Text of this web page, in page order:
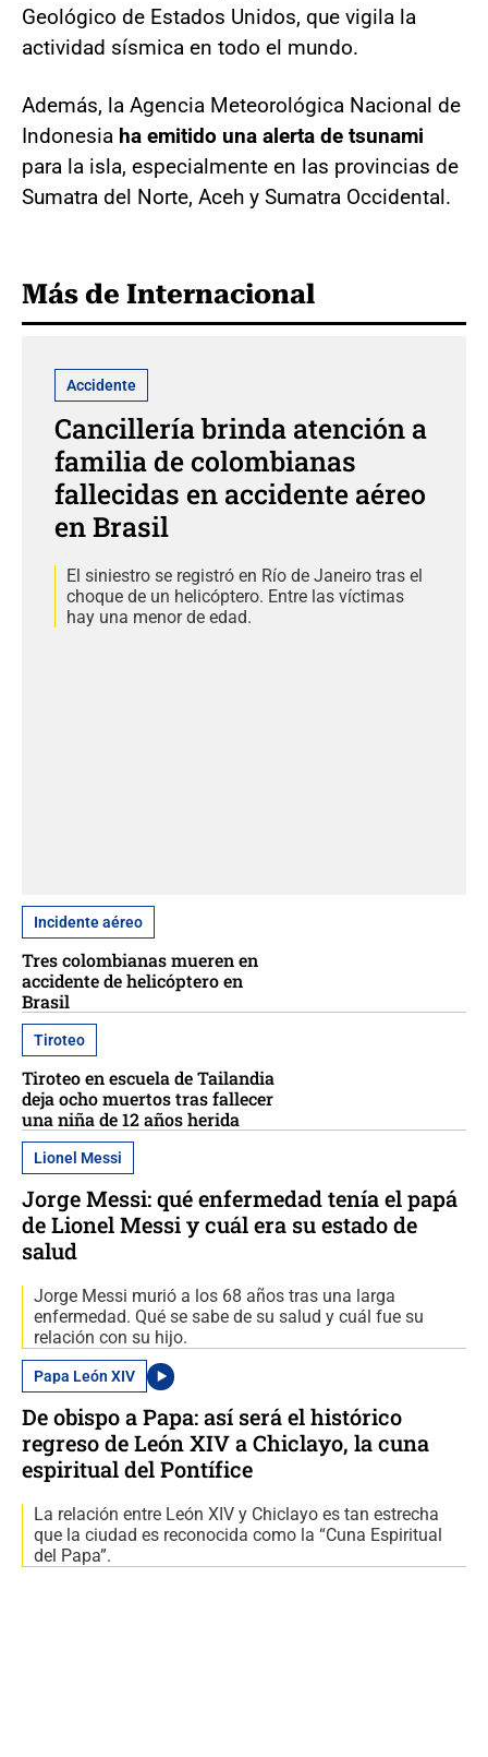
Geológico de Estados Unidos, que vigila la
actividad sísmica en todo el mundo.
Además, la Agencia Meteorológica Nacional de
Indonesia ha emitido una alerta de tsunami
para la isla, especialmente en las provincias de
Sumatra del Norte, Aceh y Sumatra Occidental.
Más de Internacional
Accidente
Cancillería brinda atención a
familia de colombianas
fallecidas en accidente aéreo
en Brasil
El siniestro se registró en Río de Janeiro tras el
choque de un helicóptero. Entre las víctimas
hay una menor de edad.
Incidente aéreo
Tres colombianas mueren en
accidente de helicóptero en
Brasil
Tiroteo
Tiroteo en escuela de Tailandia
deja ocho muertos tras fallecer
una niña de 12 años herida
Lionel Messi
Jorge Messi: qué enfermedad tenía el papá
de Lionel Messi y cuál era su estado de
salud
Jorge Messi murió a los 68 años tras una larga
enfermedad. Qué se sabe de su salud y cuál fue su
relación con su hijo.
Papa León XIV
De obispo a Papa: así será el histórico
regreso de León XIV a Chiclayo, la cuna
espiritual del Pontífice
La relación entre León XIV y Chiclayo es tan estrecha
que la ciudad es reconocida como la “Cuna Espiritual
del Papa”.